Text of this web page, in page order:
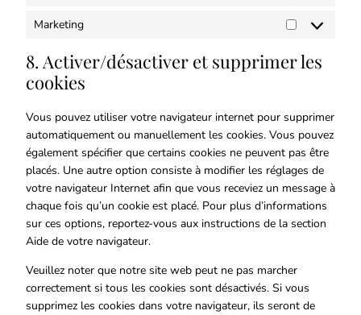
Marketing
8. Activer/désactiver et supprimer les
cookies
Vous pouvez utiliser votre navigateur internet pour supprimer
automatiquement ou manuellement les cookies. Vous pouvez
également spécifier que certains cookies ne peuvent pas être
placés. Une autre option consiste à modifier les réglages de
votre navigateur Internet afin que vous receviez un message à
chaque fois qu’un cookie est placé. Pour plus d’informations
sur ces options, reportez-vous aux instructions de la section
Aide de votre navigateur.
Veuillez noter que notre site web peut ne pas marcher
correctement si tous les cookies sont désactivés. Si vous
supprimez les cookies dans votre navigateur, ils seront de